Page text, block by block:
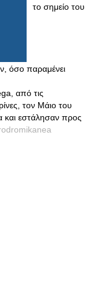
το σημείο του
όσο παραμένει
από τις
τον Μάιο του
και εστάλησαν προς